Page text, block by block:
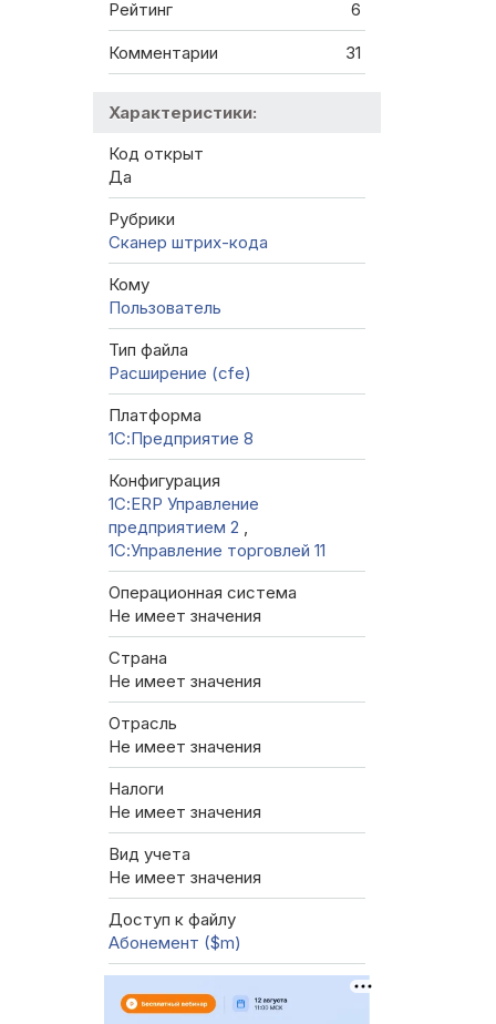
Рейтинг 6
Комментарии 31
Характеристики:
Код открыт
Да
Рубрики
Сканер штрих-кода
Кому
Пользователь
Тип файла
Расширение (cfe)
Платформа
1С:Предприятие 8
Конфигурация
1С:ERP Управление
предприятием 2 ,
1С:Управление торговлей 11
Операционная система
Не имеет значения
Страна
Не имеет значения
Отрасль
Не имеет значения
Налоги
Не имеет значения
Вид учета
Не имеет значения
Доступ к файлу
Абонемент ($m)